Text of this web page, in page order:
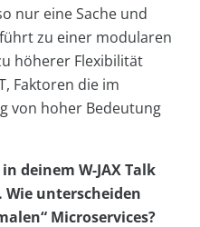
nur eine Sache und
zu einer modularen
höherer Flexibilität
Faktoren die im
von hoher Bedeutung
deinem W-JAX Talk
Wie unterscheiden
Microservices?